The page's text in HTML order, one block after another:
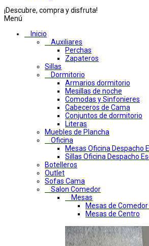
¡Descubre, compra y disfruta!
Menú
Inicio
Auxiliares
Perchas
Zapateros
Sillas
Dormitorio
Armarios dormitorio
Mesillas de noche
Comodas y Sinfonieres
Cabeceros de Cama
Conjuntos de dormitorio
Literas
Muebles de Plancha
Oficina
Mesas Oficina Despacho
Sillas Oficina Despacho
Botelleros
Outlet
Sofas Cama
Salon Comedor
Mesas
Mesas de
Mesas de Centro